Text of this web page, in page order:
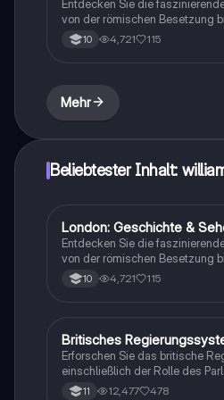
Entdecken Sie die
von der römischen Besetzung
Metropole. Diese Präsentation
Sehenswürdigkeiten wie den
sich mit britischer Geschichte
auseinandersetzen möchten.
10 4,721 115
Mehr
Beliebtester Inhalt:
Englisch
London: Geschichte &
Entdecken Sie die
von der römischen Besetzung
Metropole. Diese Präsentation
Sehenswürdigkeiten wie den
sich mit britischer Geschichte
auseinandersetzen möchten.
10 4,721 115
Englisch
Britisches
Erforschen Sie das britische
einschließlich der Rolle des
Commons und House of Lords,
11 12,477 478